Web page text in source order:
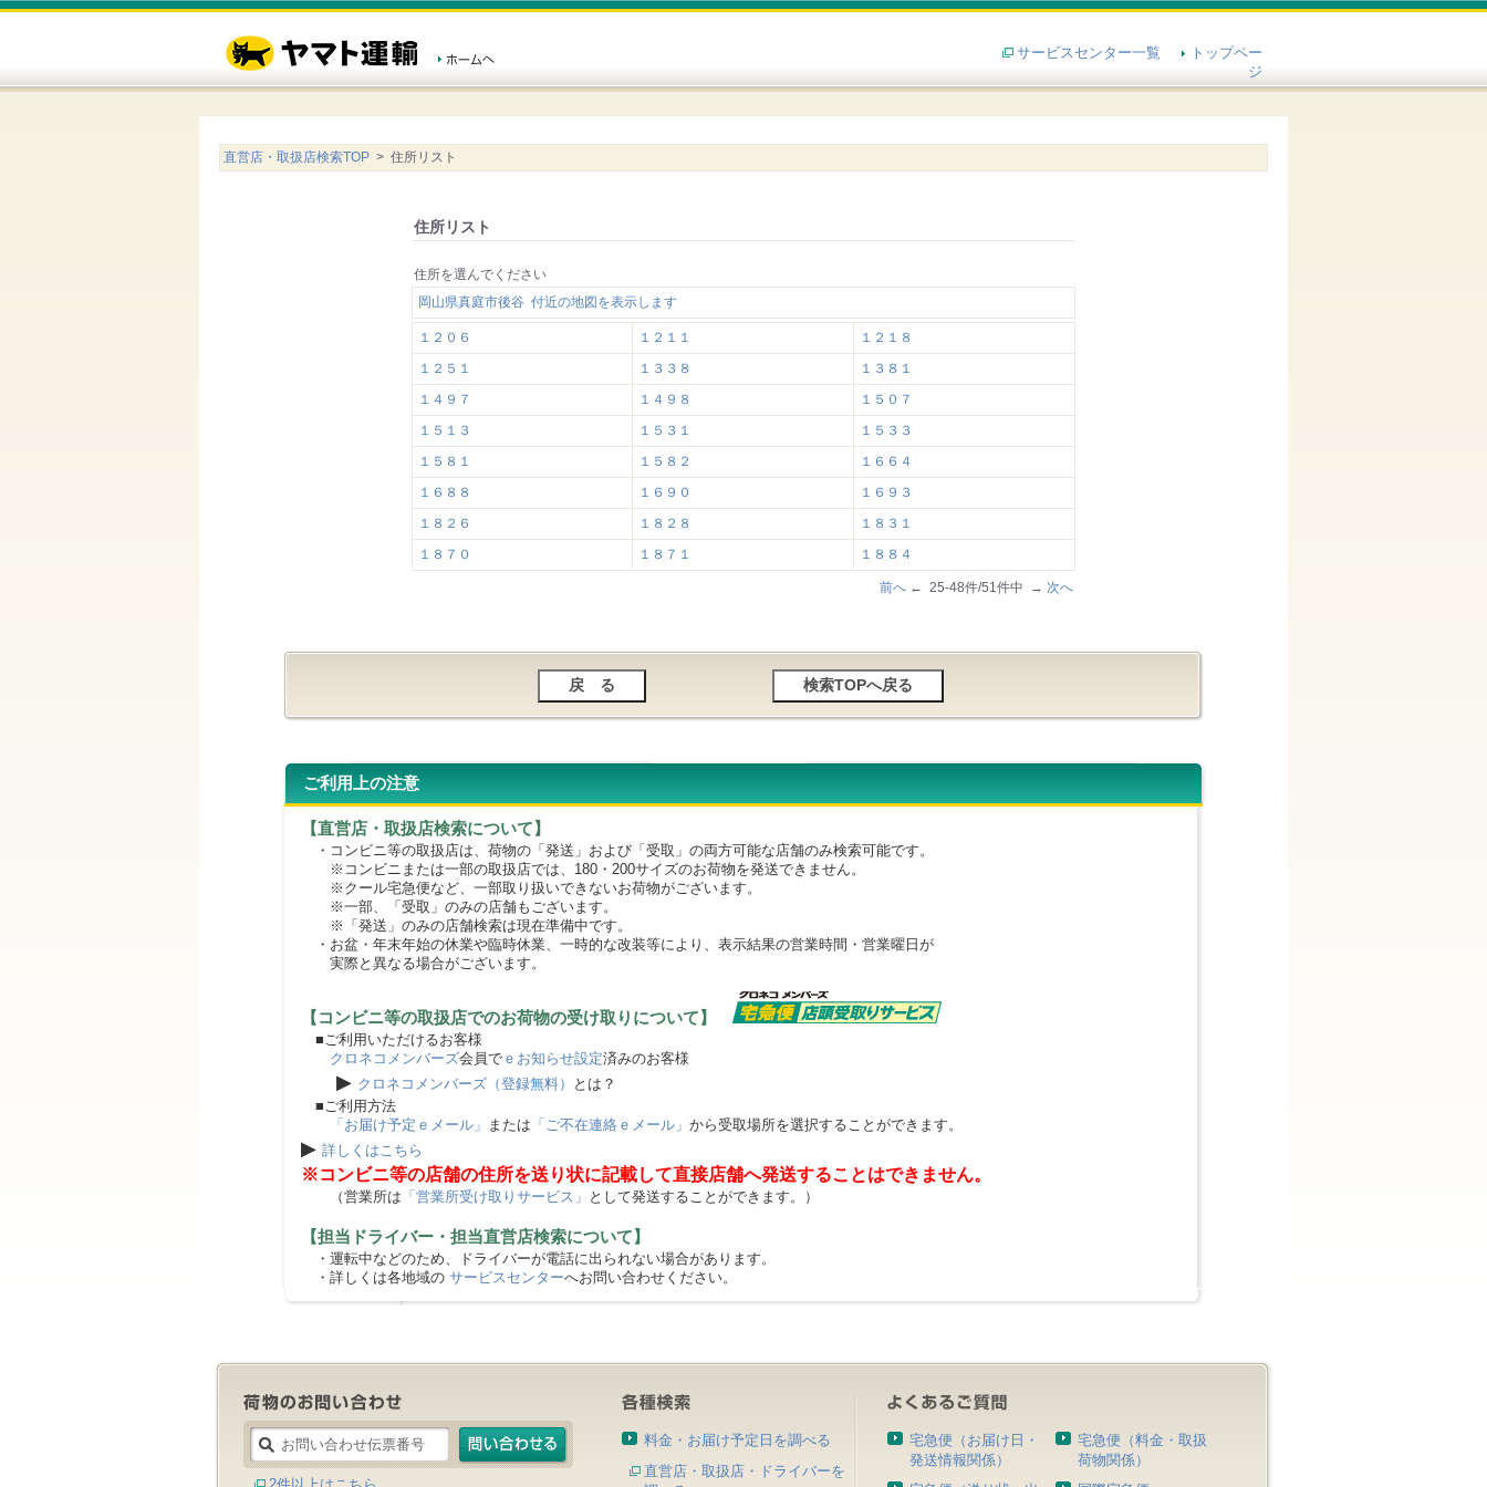
サービスセンター一覧
トップペー
ジ
直営店・取扱店検索TOP > 住所リスト
住所リスト
住所を選んでください
岡山県真庭市後谷 付近の地図を表示します
１２０６ １２１１
１２１８
１２５１
１３３８
１３８１
１４９７
１４９８
１５０７
１５１３
１５３１
１５３３
１５８１
１５８２
１６６４
１６８８
１６９０
１６９３
１８２６
１８２８
１８３１
１８７０
１８７１ １８８４
前へ ← 25-48件/51件中 → 次へ
ご利用上の注意
【直営店・取扱店検索について】
・コンビニ等の取扱店は、荷物の「発送」および「受取」の両方可能な店舗のみ検索可能です。
※コンビニまたは一部の取扱店では、180・200サイズのお荷物を発送できません。
※クール宅急便など、一部取り扱いできないお荷物がございます。
※一部、「受取」のみの店舗もございます。
※「発送」のみの店舗検索は現在準備中です。
・お盆・年末年始の休業や臨時休業、一時的な改装等により、表示結果の営業時間・営業曜日が
実際と異なる場合がございます。
【コンビニ等の取扱店でのお荷物の受け取りについて】
■ご利用いただけるお客様
クロネコメンバーズ会員で ｅお知らせ設定済みのお客様
▶ クロネコメンバーズ（登録無料）
とは？
■ご利用方法
「お届け予定ｅメール」 または 「ご不在連絡ｅメール」 から受取場所を選択することができます。
▶ 詳しくはこちら
※コンビニ等の店舗の住所を送り状に記載して直接店舗へ発送することはできません。
（営業所は 「営業所受け取りサービス」 として発送することができます。）
【担当ドライバー・担当直営店検索について】
・運転中などのため、ドライバーが電話に出られない場合があります。
・詳しくは各地域の サービスセンターへお問い合わせください。
料金・お届け予定日を調べる
直営店・取扱店・ドライバーを
宅急便（お届け日・
発送情報関係）
宅急便（料金・取扱
荷物関係）